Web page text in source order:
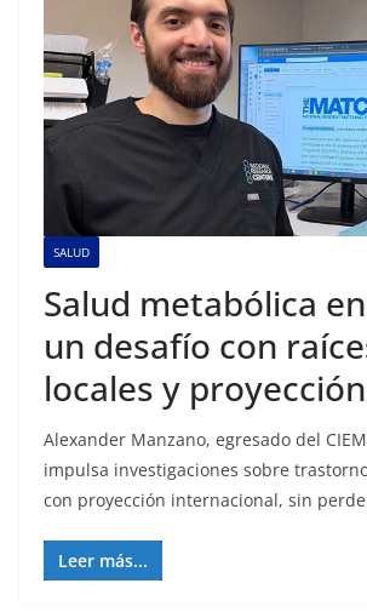
SALUD
Salud metabólica
un desafío con
locales y
Alexander Manzano, egresado del
impulsa investigaciones sobre
con proyección internacional, sin
Leer más...